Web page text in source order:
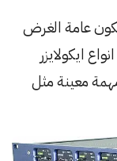
عامة الغرض
ايكولايزر
معينة مثل